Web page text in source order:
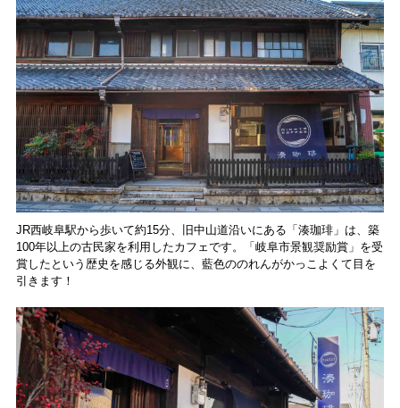
JR西岐阜駅から歩いて約15分、旧中山道沿いにある「湊珈琲」は、築
100年以上の古民家を利用したカフェです。「岐阜市景観奨励賞」を受
賞したという歴史を感じる外観に、藍色ののれんがかっこよくて目を
引きます！